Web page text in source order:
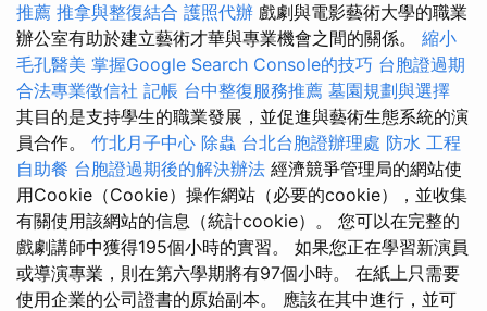
推薦 推拿與整復結合 護照代辦 戲劇與電影藝術大學的職業
辦公室有助於建立藝術才華與專業機會之間的關係。 縮小
毛孔醫美 掌握Google Search Console的技巧 台胞證過期
合法專業徵信社 記帳 台中整復服務推薦 墓園規劃與選擇
其目的是支持學生的職業發展，並促進與藝術生態系統的演
員合作。 竹北月子中心 除蟲 台北台胞證辦理處 防水 工程
自助餐 台胞證過期後的解決辦法 經濟競爭管理局的網站使
用Cookie（Cookie）操作網站（必要的cookie），並收集
有關使用該網站的信息（統計cookie）。 您可以在完整的
戲劇講師中獲得195個小時的實習。 如果您正在學習新演員
或導演專業，則在第六學期將有97個小時。 在紙上只需要
使用企業的公司證書的原始副本。 應該在其中進行，並可